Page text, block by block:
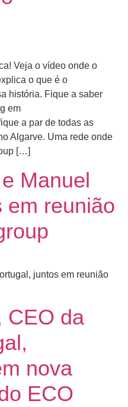
Veja o vídeo onde o
o que é o
história. Fique a saber
em
a par de todas as
Algarve. Uma rede onde
[…]
Manuel
em reunião
juntos em reunião
CEO da
nova
ECO